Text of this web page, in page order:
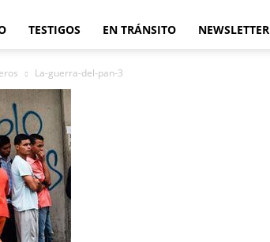
TESTIGOS EN TRÁNSITO NEWSLETTER
La-guerra-del-pan-3